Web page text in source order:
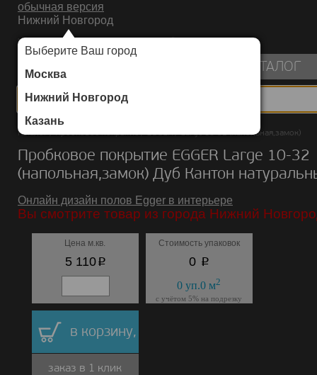
обычная версия
Нижний Новгород
Выберите Ваш город
Москва
Нижний Новгород
Казань
ИНТЕРНЕТ-МАГАЗИН НАПОЛЬНЫХ ПОКРЫТИЙ
КАТАЛОГ
Каталог/Пробковое покрытие/EGGER/Large 10-32 (напольная,замок)
Пробковое покрытие EGGER Large 10-32
(напольная,замок) Дуб Кантон
Онлайн дизайн полов Egger в интерьере
Вы смотрите товар из города Нижний
Цена м.кв.
5 110p
Стоимость упаковок
0 p
0 уп.0 м2
с учётом 5% на подрезку
в корзину,
заказ в 1 клик